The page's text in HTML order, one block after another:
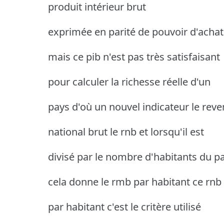
produit intérieur brut
exprimée en parité de pouvoir d'achat
mais ce pib n'est pas très satisfaisant
pour calculer la richesse réelle d'un
pays d'où un nouvel indicateur le
national brut le rnb et lorsqu'il est
divisé par le nombre d'habitants du
cela donne le rmb par habitant ce rnb
par habitant c'est le critère utilisé